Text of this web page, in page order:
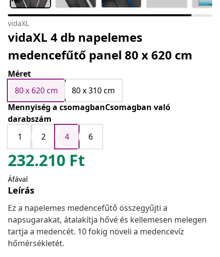
vidaXL
vidaXL 4 db napelemes
medencefűtő panel 80 x 620 cm
Méret
80 x 620 cm
80 x 310 cm
Mennyiség a csomagbanCsomagban való
darabszám
1
2 4 6
232.210 Ft
Áfával
Leírás
Ez a napelemes medencefűtő összegyűjti a
napsugarakat, átalakítja hővé és kellemesen melegen
tartja a medencét. 10 fokig növeli a medencevíz
hőmérsékletét.